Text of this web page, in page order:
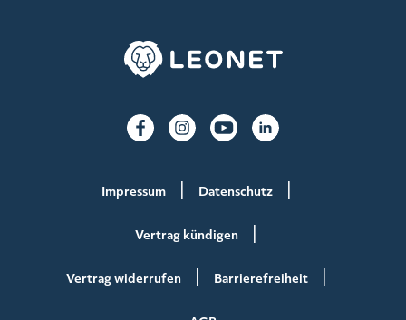
Impressum Datenschutz
Vertrag kündigen
Vertrag widerrufen Barrierefreiheit